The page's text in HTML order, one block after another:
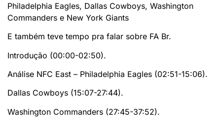
Philadelphia Eagles, Dallas Cowboys, Washington
Commanders e New York Giants
E também teve tempo pra falar sobre FA Br.
Introdução (00:00-02:50).
Análise NFC East – Philadelphia Eagles (02:51-15:06).
Dallas Cowboys (15:07-27:44).
Washington Commanders (27:45-37:52).